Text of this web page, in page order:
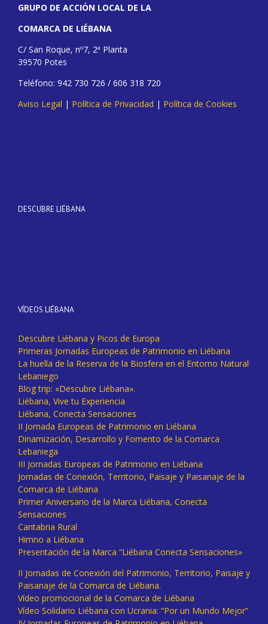
GRUPO DE ACCIÓN LOCAL DE LA
COMARCA DE LIÉBANA
C/ San Roque, nº7, 2ª Planta
39570 Potes
Teléfono: 942 730 726 / 606 318 720
Aviso Legal | Política de Privacidad | Política de Cookies
DESCUBRE LIÉBANA
VÍDEOS LIÉBANA
Descubre Liébana y Picos de Europa
Primeras Jornadas Europeas de Patrimonio en Liébana
La huella de la Reserva de la Biosfera en el Entorno Natural
Lebaniego
Blog trip: «Descubre Liébana».
Liébana, Vive tu Experiencia
Liébana, Conecta Sensaciones
II Jornada Europeas de Patrimonio en Liébana
Dinamización, Desarrollo y Fomento de la Comarca
Lebaniega
III Jornadas Europeas de Patrimonio en Liébana
Jornadas de Conexión, Territorio, Paisaje y Paisanaje de la
Comarca de Liébana
Primer Aniversario de la Marca Liébana, Conecta
Sensaciones
Cantabria Rural
Himno a Liébana
Presentación de la Marca “Liébana Conecta Sensaciones»
II Jornadas de Conexión del Patrimonio, Territorio, Paisaje y
Paisanaje de la Comarca de Liébana.
Vídeo promocional de la Comarca de Liébana
Vídeo Solidario Liébana con Ucrania: “Por un Mundo Mejor”